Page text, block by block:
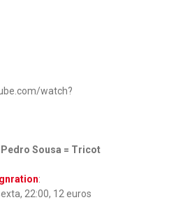
watch?
Sousa = Tricot
gnration:
22:00, 12 euros